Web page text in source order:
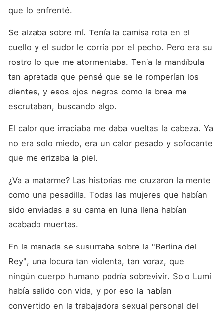
que lo enfrenté.
Se alzaba sobre mí. Tenía la camisa rota en el
cuello y el sudor le corría por el pecho. Pero era su
rostro lo que me atormentaba. Tenía la mandíbula
tan apretada que pensé que se le romperían los
dientes, y esos ojos negros como la brea me
escrutaban, buscando algo.
El calor que irradiaba me daba vueltas la cabeza. Ya
no era solo miedo, era un calor pesado y sofocante
que me erizaba la piel.
¿Va a matarme? Las historias me cruzaron la mente
como una pesadilla. Todas las mujeres que habían
sido enviadas a su cama en luna llena habían
acabado muertas.
En la manada se susurraba sobre la "Berlina del
Rey", una locura tan violenta, tan voraz, que
ningún cuerpo humano podría sobrevivir. Solo Lumi
había salido con vida, y por eso la habían
convertido en la trabajadora sexual personal del